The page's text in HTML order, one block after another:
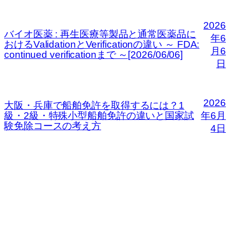
バイオ医薬 : 再生医療等製品と通常医薬品に
おけるValidationとVerificationの違い ～ FDA:
continued verificationまで ～[2026/06/06]
2026
年6
月6
日
大阪・兵庫で船舶免許を取得するには？1
級・2級・特殊小型船舶免許の違いと国家試
験免除コースの考え方
2026
年6月
4日